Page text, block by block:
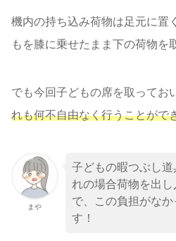
機内の持ち込み荷物は足元に置
もを膝に乗せたまま下の荷物を
でも今回子どもの席を取ってお
れも何不自由なく行うことがで
まや
子どもの暇つぶし
れの場合荷物を出
で、この負担がな
す！